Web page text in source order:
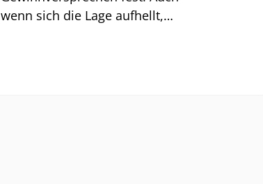
wenn sich die Lage aufhellt,